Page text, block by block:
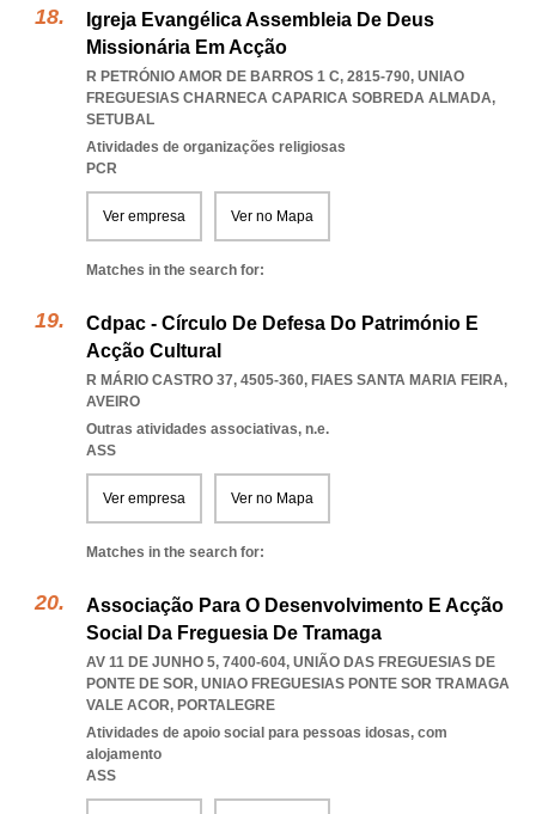
Igreja Evangélica Assembleia De Deus
Missionária Em Acção
R PETRÓNIO AMOR DE BARROS 1 C, 2815-790, UNIAO
FREGUESIAS CHARNECA CAPARICA SOBREDA ALMADA,
SETUBAL
Atividades de organizações religiosas
PCR
Ver empresa Ver no Mapa
Matches in the search for:
Cdpac - Círculo De Defesa Do Património E
Acção Cultural
R MÁRIO CASTRO 37, 4505-360, FIAES SANTA MARIA FEIRA,
AVEIRO
Outras atividades associativas, n.e.
ASS
Ver empresa Ver no Mapa
Matches in the search for:
Associação Para O Desenvolvimento E Acção
Social Da Freguesia De Tramaga
AV 11 DE JUNHO 5, 7400-604, UNIÃO DAS FREGUESIAS DE
PONTE DE SOR, UNIAO FREGUESIAS PONTE SOR TRAMAGA
VALE ACOR, PORTALEGRE
Atividades de apoio social para pessoas idosas, com
alojamento
ASS